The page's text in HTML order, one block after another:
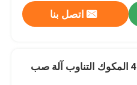
اتصل بنا
4000mm المكوك التناوب آلة صب